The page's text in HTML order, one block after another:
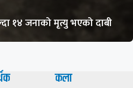
१४ जनाको मृत्यु भएको दाबी
कला